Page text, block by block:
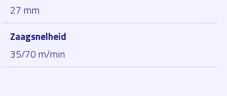
27 mm
Zaagsnelheid
35/70 m/min